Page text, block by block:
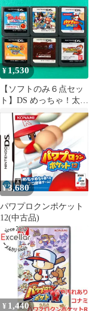
2【動作確認済み】
¥1,530
【ソフトのみ６点セッ
ト】DS めっちゃ！太鼓
の達人DS ７つの島の大
冒険 サモンナイト ツイ
ンエイジ～精霊たちの
共鳴～ パワプロクンポ
ケット12 イナズマイレ
ブン2 脅威の侵略者 フ
ァイア ひぐらしのなく
頃に絆 オール仮面ライ
ダー2
¥3,680
パワプロクンポケット
12(中古品)
¥ 1,440